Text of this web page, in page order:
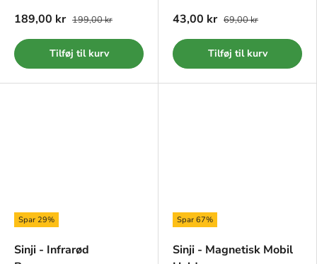
189,00 kr 199,00 kr
Tilføj til kurv
43,00 kr 69,00 kr
Tilføj til kurv
Spar 29%
Sinji - Infrarød
Spar 67%
Sinji - Magnetisk Mobil